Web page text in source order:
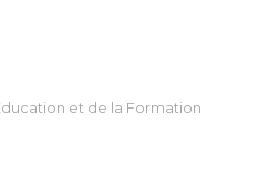
et de la Formation